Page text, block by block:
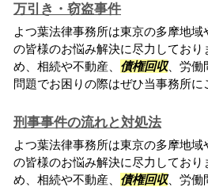
万引き・窃盗事件
よつ葉法律事務所は東京の多摩地
の皆様のお悩み解決に尽力しており
め、相続や不動産、 債権回収、労働
問題でお困りの際はぜひ当事務所に
刑事事件の流れと対処法
よつ葉法律事務所は東京の多摩地
の皆様のお悩み解決に尽力しており
め、相続や不動産、 債権回収、労働